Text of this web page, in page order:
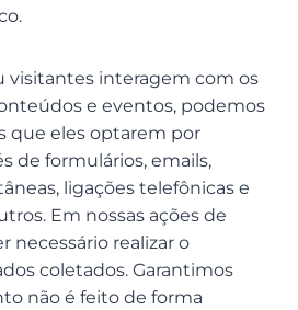
visitantes interagem com os
e eventos, podemos
que eles optarem por
de formulários, emails,
ligações telefônicas e
Em nossas ações de
necessário realizar o
coletados. Garantimos
não é feito de forma